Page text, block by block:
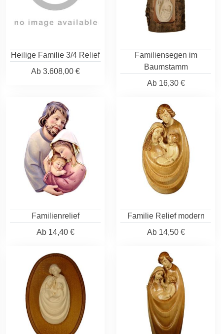
Heilige Familie 3/4 Relief
Ab3.608,00 €
Familiensegen im
Baumstamm
Ab16,30 €
Familienrelief
Ab14,40 €
Familie Relief modern
Ab14,50 €